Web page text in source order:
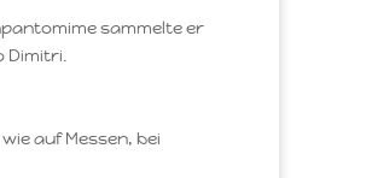
sammelte er
Dimitri.
auf Messen, bei